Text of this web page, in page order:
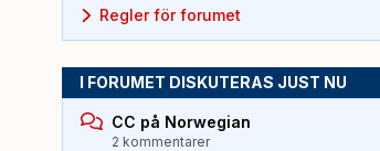
Regler för forumet
I FORUMET DISKUTERAS JUST NU
CC på Norwegian
2 kommentarer